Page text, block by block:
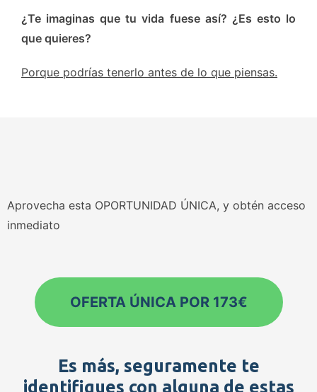
¿Te imaginas que tu vida fuese así? ¿Es esto lo
que quieres?
Porque podrías tenerlo antes de lo que piensas.
Aprovecha esta OPORTUNIDAD ÚNICA, y obtén acceso
inmediato
OFERTA ÚNICA POR 173€
Es más, seguramente te
identifiques con alguna de estas